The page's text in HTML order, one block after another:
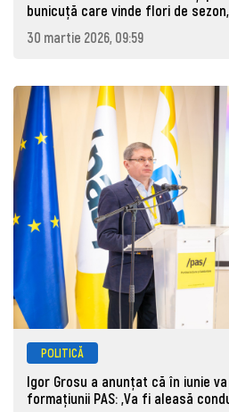
bunicuță care vinde flori de
30 martie 2026, 09:59
POLITICĂ
Igor Grosu a anunțat că în iunie
formațiunii PAS: „Va fi aleasă